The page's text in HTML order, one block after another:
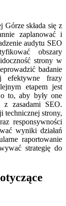
składa się z
zaplanować i
audytu SEO
obszary
strony w
badanie
efektywne frazy
etapem jest
to, aby były one
zasadami SEO.
technicznej strony,
responsywności
wyniki działań
raportowanie
strategię do